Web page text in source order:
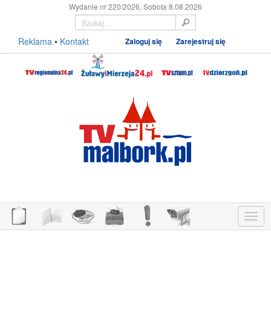
Wydanie nr 220/2026, Sobota 8.08.2026
Reklama • Kontakt Zaloguj się Zarejestruj się
Menu